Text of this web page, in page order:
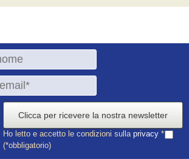
Clicca per ricevere la nostra newsletter
Ho letto e accetto le condizioni sulla privacy *
(*obbligatorio)